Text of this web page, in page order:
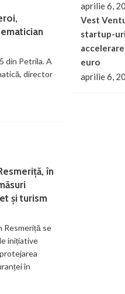
din Petrila. A
director
în
și turism
Resmeriță se
inițiative
în
aprilie 6,
Vest
startup-
euro
aprilie 6,